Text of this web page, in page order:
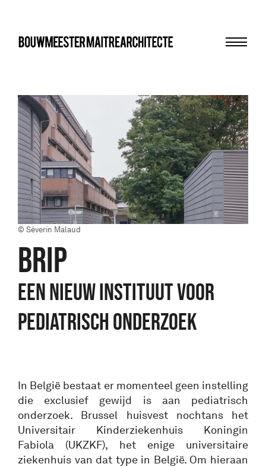
bma
© Séverin Malaud
BRIP
EEN NIEUW INSTITUUT VOOR
PEDIATRISCH ONDERZOEK
In België bestaat er momenteel geen instelling
die exclusief gewijd is aan pediatrisch
onderzoek. Brussel huisvest nochtans het
Universitair Kinderziekenhuis Koningin
Fabiola (UKZKF), het enige universitaire
ziekenhuis van dat type in België. Om hieraan